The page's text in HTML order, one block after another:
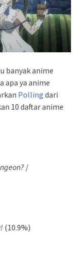
banyak anime
apa ya anime
Polling dari
10 daftar anime
/
(10.9%)